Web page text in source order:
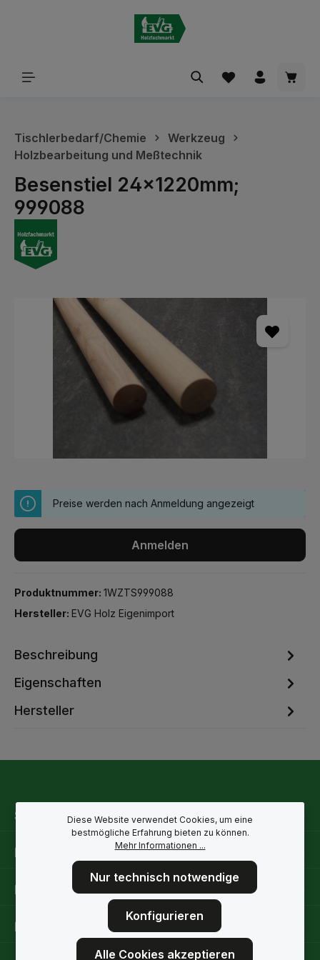
Tischlerbedarf/Chemie
Werkzeug
Holzbearbeitung und Meßtechnik
Besenstiel 24x1220mm;
999088
Bildergalerie überspringen
Preise werden nach Anmeldung angezeigt
Anmelden
Produktnummer: 1WZTS999088
Hersteller: EVG Holz Eigenimport
Beschreibung
Eigenschaften
Hersteller
Service-Hotline
Rechtliche Hinweise
Informationen
Folge uns
Diese Website verwendet Cookies, um eine
bestmögliche Erfahrung bieten zu können.
Mehr Informationen ...
Nur technisch notwendige
Konfigurieren
Alle Cookies akzeptieren